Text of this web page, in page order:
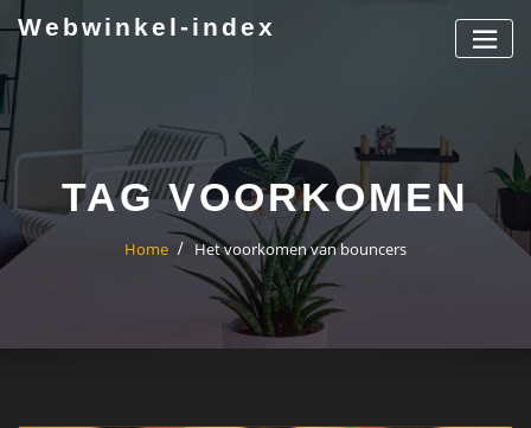
naar
de
inhoud
Webwinkel-index
TAG VOORKOMEN
Home Het voorkomen van bouncers